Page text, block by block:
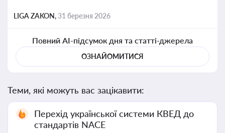
LIGA ZAKON,31 березня 2026
Повний AI-підсумок дня та статті-джерела
ОЗНАЙОМИТИСЯ
Теми, які можуть вас зацікавити:
Перехід української системи КВЕД до
стандартів NACE